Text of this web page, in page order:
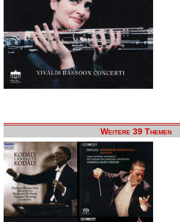
Weitere 39 Themen